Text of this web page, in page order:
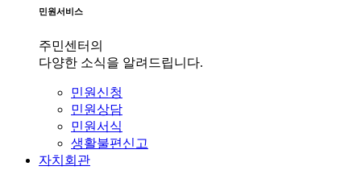
민원서비스
주민센터의
다양한 소식을 알려드립니다.
민원신청
민원상담
민원서식
생활불편신고
자치회관